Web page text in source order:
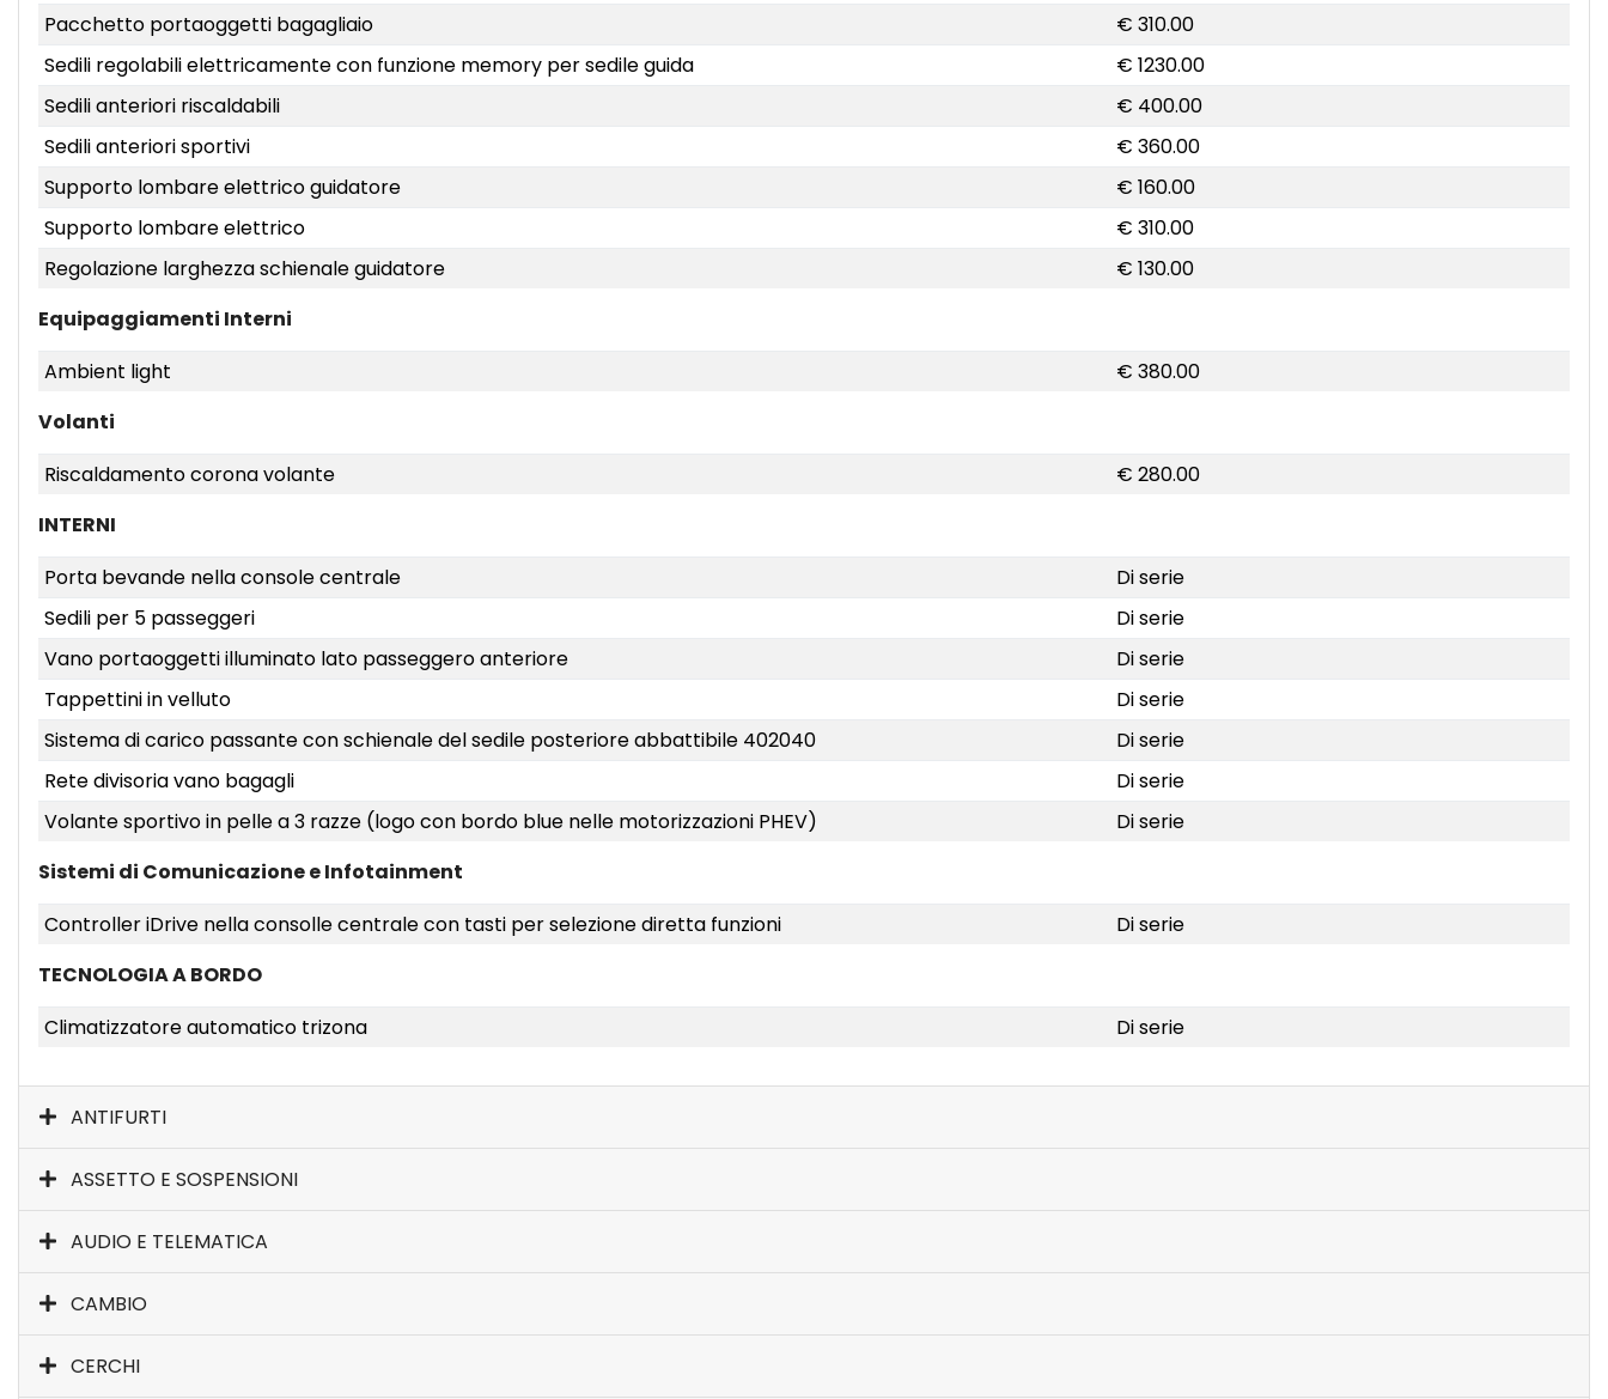
Pacchetto portaoggetti bagagliaio
€ 310.00
Sedili regolabili elettricamente con funzione memory per sedile guida
€ 1230.00
Sedili anteriori riscaldabili
€ 400.00
Sedili anteriori sportivi
€ 360.00
Supporto lombare elettrico guidatore
€ 160.00
Supporto lombare elettrico
€ 310.00
Regolazione larghezza schienale guidatore
€ 130.00
Equipaggiamenti Interni
Ambient light
€ 380.00
Volanti
Riscaldamento corona volante
€ 280.00
INTERNI
Porta bevande nella console centrale
Di serie
Sedili per 5 passeggeri
Di serie
Vano portaoggetti illuminato lato passeggero anteriore
Di serie
Tappettini in velluto
Di serie
Sistema di carico passante con schienale del sedile posteriore abbattibile 402040
Di serie
Rete divisoria vano bagagli
Di serie
Volante sportivo in pelle a 3 razze (logo con bordo blue nelle motorizzazioni PHEV)
Di serie
Sistemi di Comunicazione e Infotainment
Controller iDrive nella consolle centrale con tasti per selezione diretta funzioni
Di serie
TECNOLOGIA A BORDO
Climatizzatore automatico trizona
Di serie
ANTIFURTI
ASSETTO E SOSPENSIONI
AUDIO E TELEMATICA
CAMBIO
CERCHI